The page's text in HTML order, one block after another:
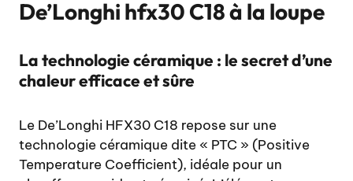
De’Longhi hfx30 C18 à la loupe
La technologie céramique : le secret d’une
chaleur efficace et sûre
Le De’Longhi HFX30 C18 repose sur une
technologie céramique dite « PTC » (Positive
Temperature Coefficient), idéale pour un